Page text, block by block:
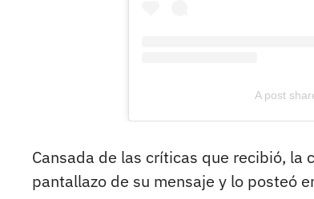
A post
Cansada de las críticas que recibió, la
pantallazo de su mensaje y lo posteó